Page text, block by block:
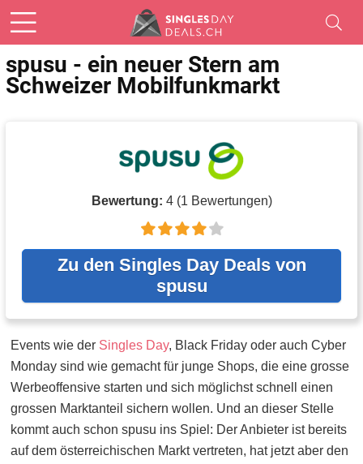
spusu - ein neuer Stern am
Schweizer Mobilfunkmarkt
Bewertung: 4 (1 Bewertungen)
Zu den Singles Day Deals von
spusu
Events wie der Singles Day, Black Friday oder auch Cyber
Monday sind wie gemacht für junge Shops, die eine grosse
Werbeoffensive starten und sich möglichst schnell einen
grossen Marktanteil sichern wollen. Und an dieser Stelle
kommt auch schon spusu ins Spiel: Der Anbieter ist bereits
auf dem österreichischen Markt vertreten, hat jetzt aber den